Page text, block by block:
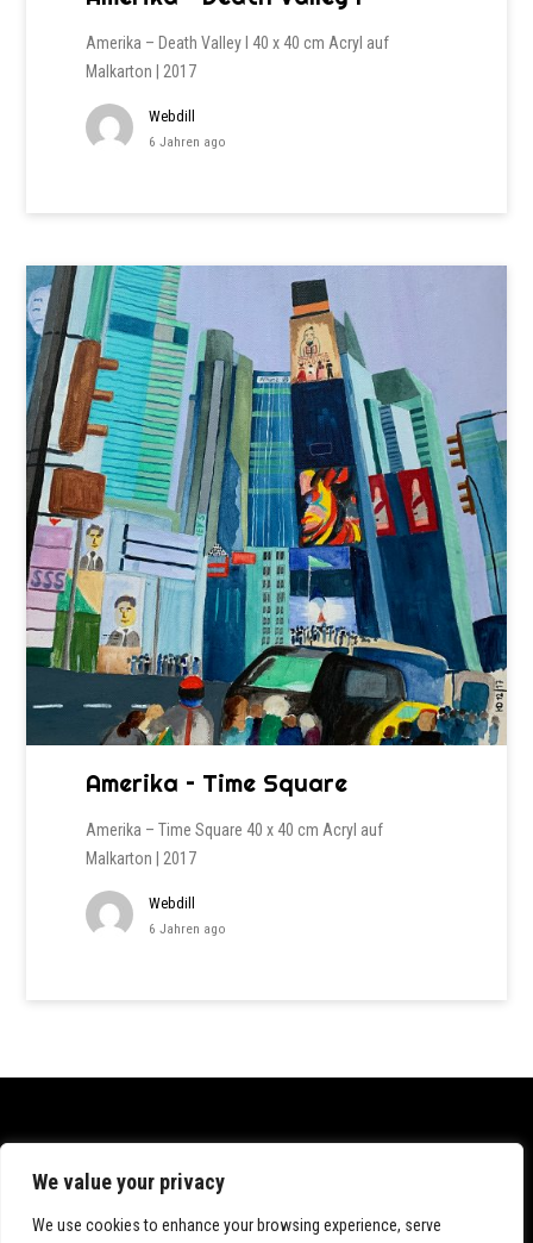
We value your privacy
We use cookies to enhance your browsing experience, serve
Amerika – Death Valley I 40 x 40 cm Acryl auf
Malkarton | 2017
Webdill
6 Jahren ago
Amerika – Time Square
Amerika – Time Square 40 x 40 cm Acryl auf
Malkarton | 2017
Webdill
6 Jahren ago